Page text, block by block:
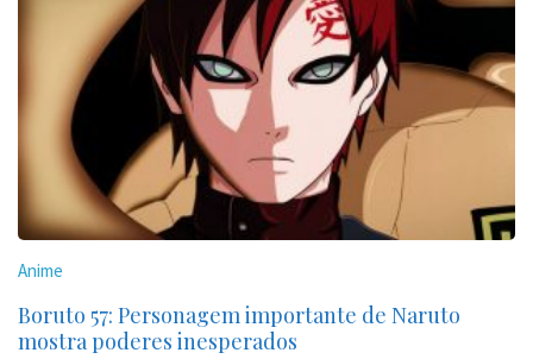
Anime
Boruto 57: Personagem importante de Naruto
mostra poderes inesperados